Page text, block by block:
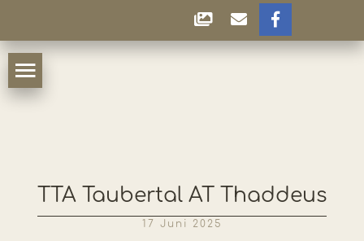
TTA Taubertal AT Thaddeus
17 Juni 2025